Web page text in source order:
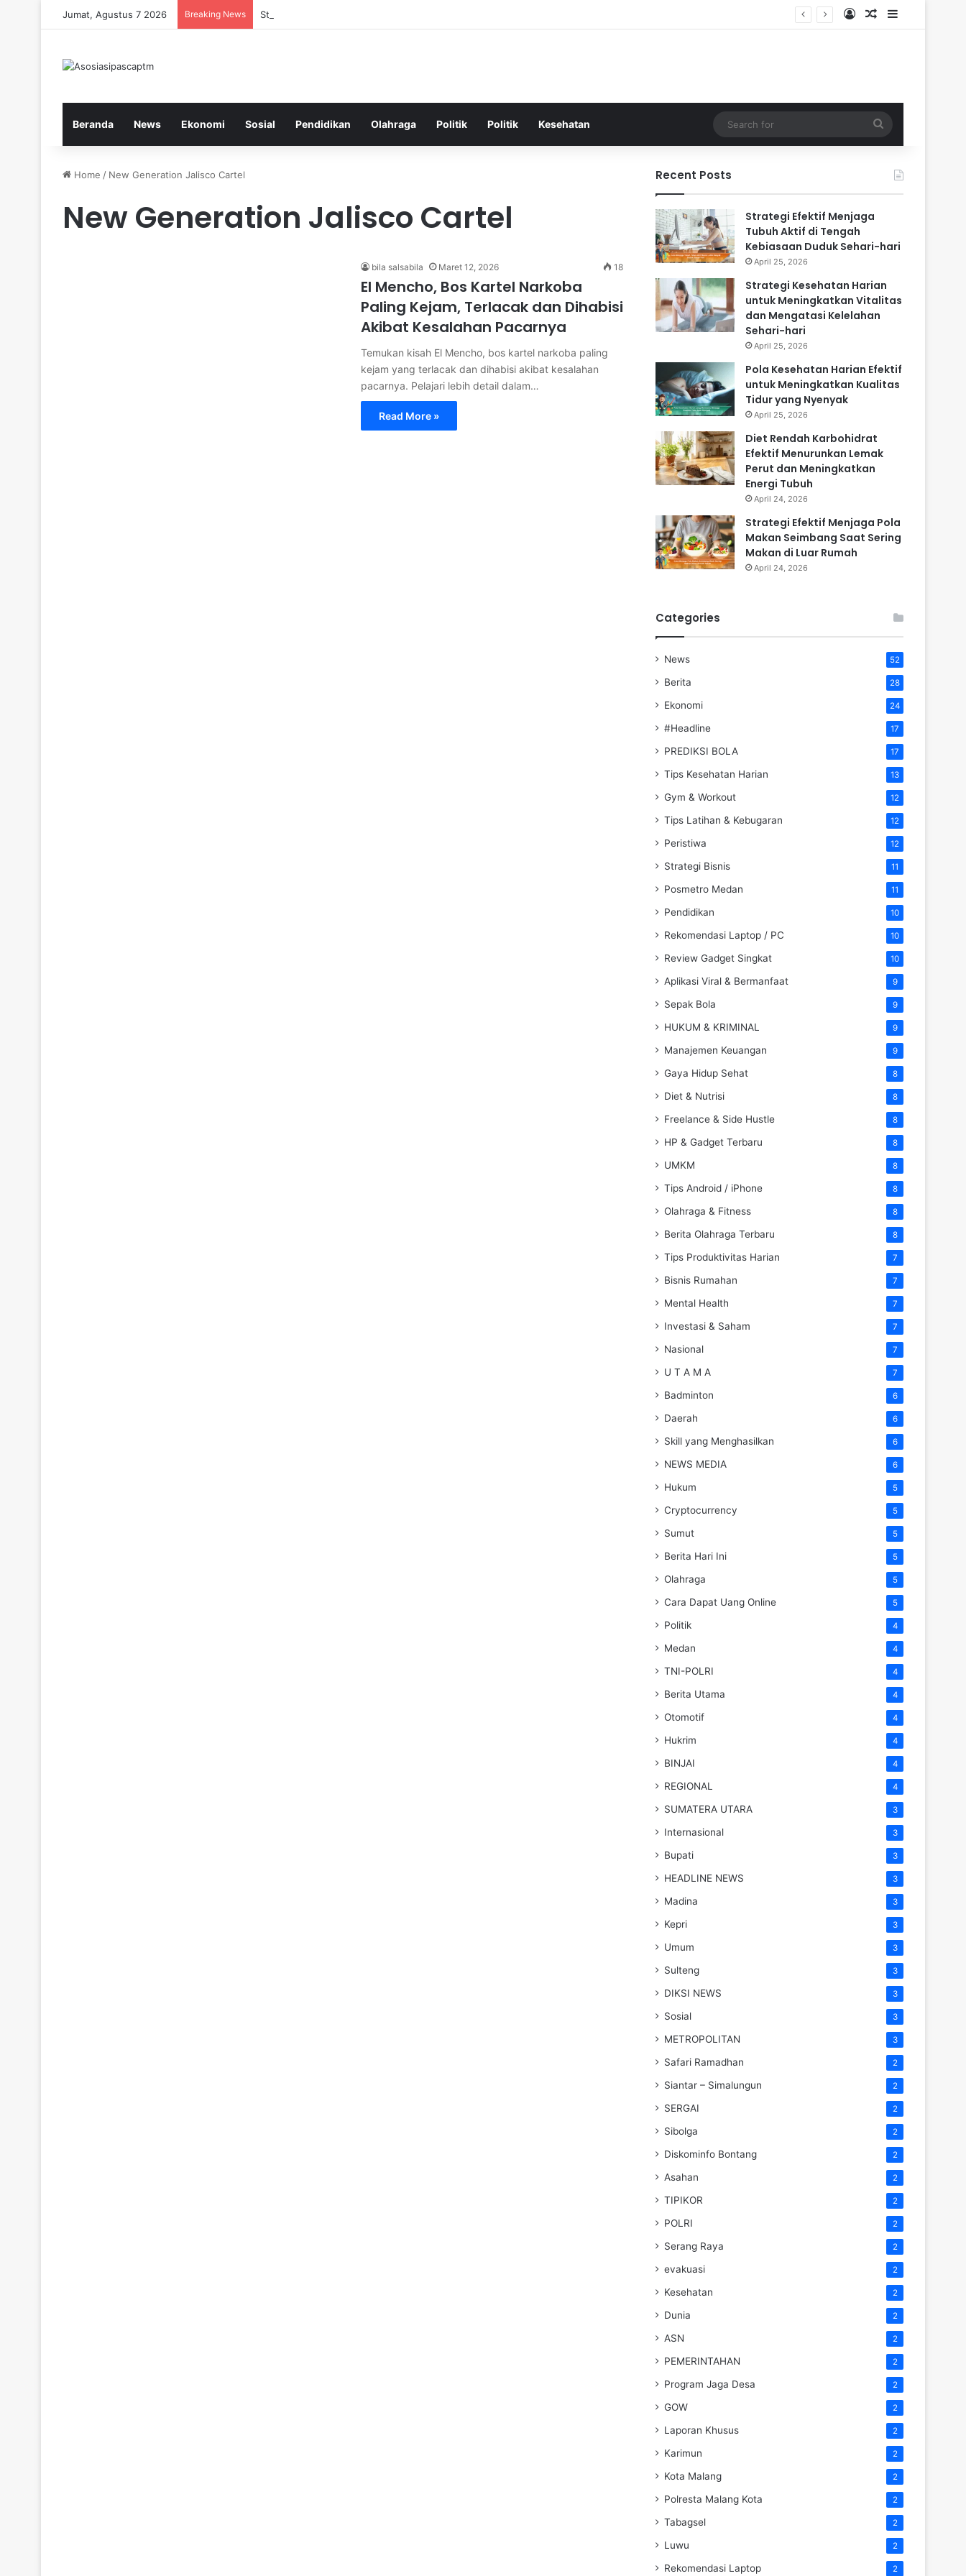
Jumat, Agustus 7 2026 Breaking News Strategi Kesehatan Harian untuk Meningkatkan Vitalitas dan Mengatasi Kelelahan Sehari-hari Log InRandom Article
Sidebar
Beranda News Ekonomi Sosial Pendidikan Olahraga Politik Politik Kesehatan
for
Home / New Generation Jalisco Cartel
New Generation Jalisco Cartel
bila salsabila Maret 12, 2026 18
El Mencho, Bos Kartel Narkoba
Paling Kejam, Terlacak dan Dihabisi
Akibat Kesalahan Pacarnya
Temukan kisah El Mencho, bos kartel narkoba paling
kejam yang terlacak dan dihabisi akibat kesalahan
pacarnya. Pelajari lebih detail dalam…
Read More »
Recent Posts
Strategi Efektif Menjaga
Tubuh Aktif di Tengah
Kebiasaan Duduk Sehari-hari
April 25, 2026
Strategi Kesehatan Harian
untuk Meningkatkan Vitalitas
dan Mengatasi Kelelahan
Sehari-hari
April 25, 2026
Pola Kesehatan Harian Efektif
untuk Meningkatkan Kualitas
Tidur yang Nyenyak
April 25, 2026
Diet Rendah Karbohidrat
Efektif Menurunkan Lemak
Perut dan Meningkatkan
Energi Tubuh
April 24, 2026
Strategi Efektif Menjaga Pola
Makan Seimbang Saat Sering
Makan di Luar Rumah
April 24, 2026
Categories
News 52
Berita 28
Ekonomi 24
#Headline 17
PREDIKSI BOLA 17
Tips Kesehatan Harian 13
Gym & Workout 12
Tips Latihan & Kebugaran 12
Peristiwa 12
Strategi Bisnis 11
Posmetro Medan 11
Pendidikan 10
Rekomendasi Laptop / PC 10
Review Gadget Singkat 10
Aplikasi Viral & Bermanfaat 9
Sepak Bola 9
HUKUM & KRIMINAL 9
Manajemen Keuangan 9
Gaya Hidup Sehat 8
Diet & Nutrisi 8
Freelance & Side Hustle 8
HP & Gadget Terbaru 8
UMKM 8
Tips Android / iPhone 8
Olahraga & Fitness 8
Berita Olahraga Terbaru 8
Tips Produktivitas Harian 7
Bisnis Rumahan 7
Mental Health 7
Investasi & Saham 7
Nasional 7
U T A M A 7
Badminton 6
Daerah 6
Skill yang Menghasilkan 6
NEWS MEDIA 6
Hukum 5
Cryptocurrency 5
Sumut 5
Berita Hari Ini 5
Olahraga 5
Cara Dapat Uang Online 5
Politik 4
Medan 4
TNI-POLRI 4
Berita Utama 4
Otomotif 4
Hukrim 4
BINJAI 4
REGIONAL 4
SUMATERA UTARA 3
Internasional 3
Bupati 3
HEADLINE NEWS 3
Madina 3
Kepri 3
Umum 3
Sulteng 3
DIKSI NEWS 3
Sosial 3
METROPOLITAN 3
Safari Ramadhan 2
Siantar – Simalungun 2
SERGAI 2
Sibolga 2
Diskominfo Bontang 2
Asahan 2
TIPIKOR 2
POLRI 2
Serang Raya 2
evakuasi 2
Kesehatan 2
Dunia 2
ASN 2
PEMERINTAHAN 2
Program Jaga Desa 2
GOW 2
Laporan Khusus 2
Karimun 2
Kota Malang 2
Polresta Malang Kota 2
Tabagsel 2
Luwu 2
Rekomendasi Laptop 2